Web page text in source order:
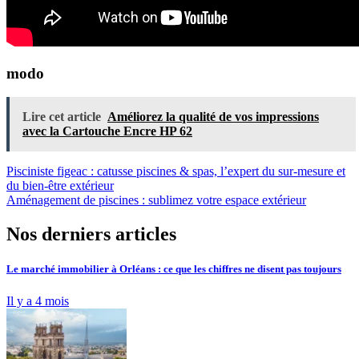
modo
Lire cet article Améliorez la qualité de vos impressions
avec la Cartouche Encre HP 62
Navigation
de
Pisciniste figeac : catusse piscines & spas, l’expert du sur-mesure et
du bien-être extérieur
Aménagement de piscines : sublimez votre espace extérieur
Nos derniers articles
Le marché immobilier à Orléans : ce que les chiffres ne disent pas toujours
Il y a 4 mois